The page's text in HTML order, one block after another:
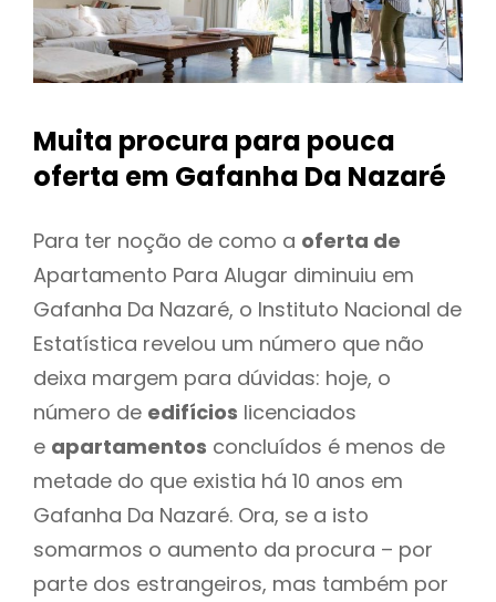
Muita procura para pouca
oferta em Gafanha Da Nazaré
Para ter noção de como a oferta de
Apartamento Para Alugar diminuiu em
Gafanha Da Nazaré, o Instituto Nacional de
Estatística revelou um número que não
deixa margem para dúvidas: hoje, o
número de edifícios licenciados
e apartamentos concluídos é menos de
metade do que existia há 10 anos em
Gafanha Da Nazaré. Ora, se a isto
somarmos o aumento da procura – por
parte dos estrangeiros, mas também por